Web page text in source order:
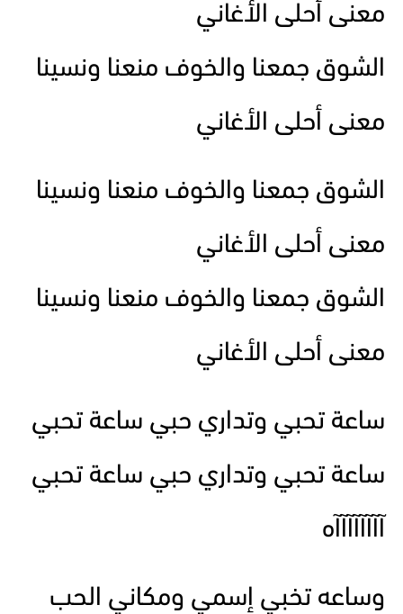
معنى أحلى الأغاني
الشوق جمعنا والخوف منعنا ونسينا
معنى أحلى الأغاني
الشوق جمعنا والخوف منعنا ونسينا
معنى أحلى الأغاني
الشوق جمعنا والخوف منعنا ونسينا
معنى أحلى الأغاني
ساعة تحبي وتداري حبي ساعة تحبي
ساعة تحبي وتداري حبي ساعة تحبي
آآآآآآآآه
وساعه تخبي إسمي ومكاني الحب